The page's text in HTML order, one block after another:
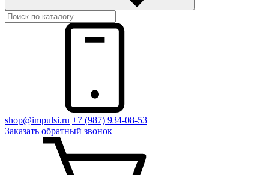
shop@impulsi.ru +7 (987) 934-08-53
Заказать обратный звонок